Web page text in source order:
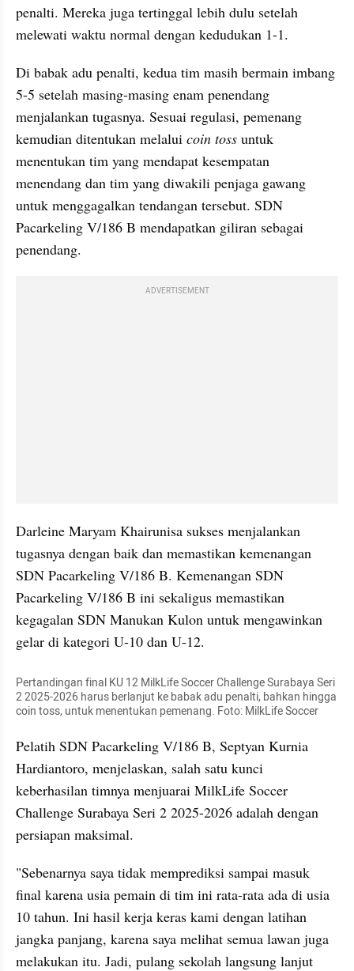
penalti. Mereka juga tertinggal lebih dulu setelah
melewati waktu normal dengan kedudukan 1-1.
Di babak adu penalti, kedua tim masih bermain imbang
5-5 setelah masing-masing enam penendang
menjalankan tugasnya. Sesuai regulasi, pemenang
kemudian ditentukan melalui coin toss untuk
menentukan tim yang mendapat kesempatan
menendang dan tim yang diwakili penjaga gawang
untuk menggagalkan tendangan tersebut. SDN
Pacarkeling V/186 B mendapatkan giliran sebagai
penendang.
ADVERTISEMENT
Darleine Maryam Khairunisa sukses menjalankan
tugasnya dengan baik dan memastikan kemenangan
SDN Pacarkeling V/186 B. Kemenangan SDN
Pacarkeling V/186 B ini sekaligus memastikan
kegagalan SDN Manukan Kulon untuk mengawinkan
gelar di kategori U-10 dan U-12.
Pertandingan final KU 12 MilkLife Soccer Challenge Surabaya Seri
2 2025-2026 harus berlanjut ke babak adu penalti, bahkan hingga
coin toss, untuk menentukan pemenang. Foto: MilkLife Soccer
Pelatih SDN Pacarkeling V/186 B, Septyan Kurnia
Hardiantoro, menjelaskan, salah satu kunci
keberhasilan timnya menjuarai MilkLife Soccer
Challenge Surabaya Seri 2 2025-2026 adalah dengan
persiapan maksimal.
"Sebenarnya saya tidak memprediksi sampai masuk
final karena usia pemain di tim ini rata-rata ada di usia
10 tahun. Ini hasil kerja keras kami dengan latihan
jangka panjang, karena saya melihat semua lawan juga
melakukan itu. Jadi, pulang sekolah langsung lanjut